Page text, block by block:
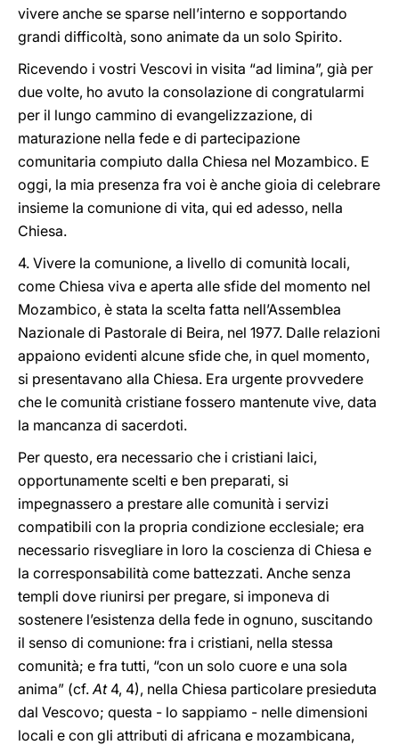
vivere anche se sparse nell’interno e sopportando
grandi difficoltà, sono animate da un solo Spirito.
Ricevendo i vostri Vescovi in visita “ad limina”, già per
due volte, ho avuto la consolazione di congratularmi
per il lungo cammino di evangelizzazione, di
maturazione nella fede e di partecipazione
comunitaria compiuto dalla Chiesa nel Mozambico. E
oggi, la mia presenza fra voi è anche gioia di celebrare
insieme la comunione di vita, qui ed adesso, nella
Chiesa.
4. Vivere la comunione, a livello di comunità locali,
come Chiesa viva e aperta alle sfide del momento nel
Mozambico, è stata la scelta fatta nell’Assemblea
Nazionale di Pastorale di Beira, nel 1977. Dalle relazioni
appaiono evidenti alcune sfide che, in quel momento,
si presentavano alla Chiesa. Era urgente provvedere
che le comunità cristiane fossero mantenute vive, data
la mancanza di sacerdoti.
Per questo, era necessario che i cristiani laici,
opportunamente scelti e ben preparati, si
impegnassero a prestare alle comunità i servizi
compatibili con la propria condizione ecclesiale; era
necessario risvegliare in loro la coscienza di Chiesa e
la corresponsabilità come battezzati. Anche senza
templi dove riunirsi per pregare, si imponeva di
sostenere l’esistenza della fede in ognuno, suscitando
il senso di comunione: fra i cristiani, nella stessa
comunità; e fra tutti, “con un solo cuore e una sola
anima” (cf.At4, 4), nella Chiesa particolare presieduta
dal Vescovo; questa - lo sappiamo - nelle dimensioni
locali e con gli attributi di africana e mozambicana,